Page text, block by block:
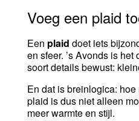
Voeg een plaid
Een plaid doet iets
en sfeer. ’s Avonds is
soort details bewust:
En dat is breinlogica:
plaid is dus niet alleen
meer warmte en stijl.